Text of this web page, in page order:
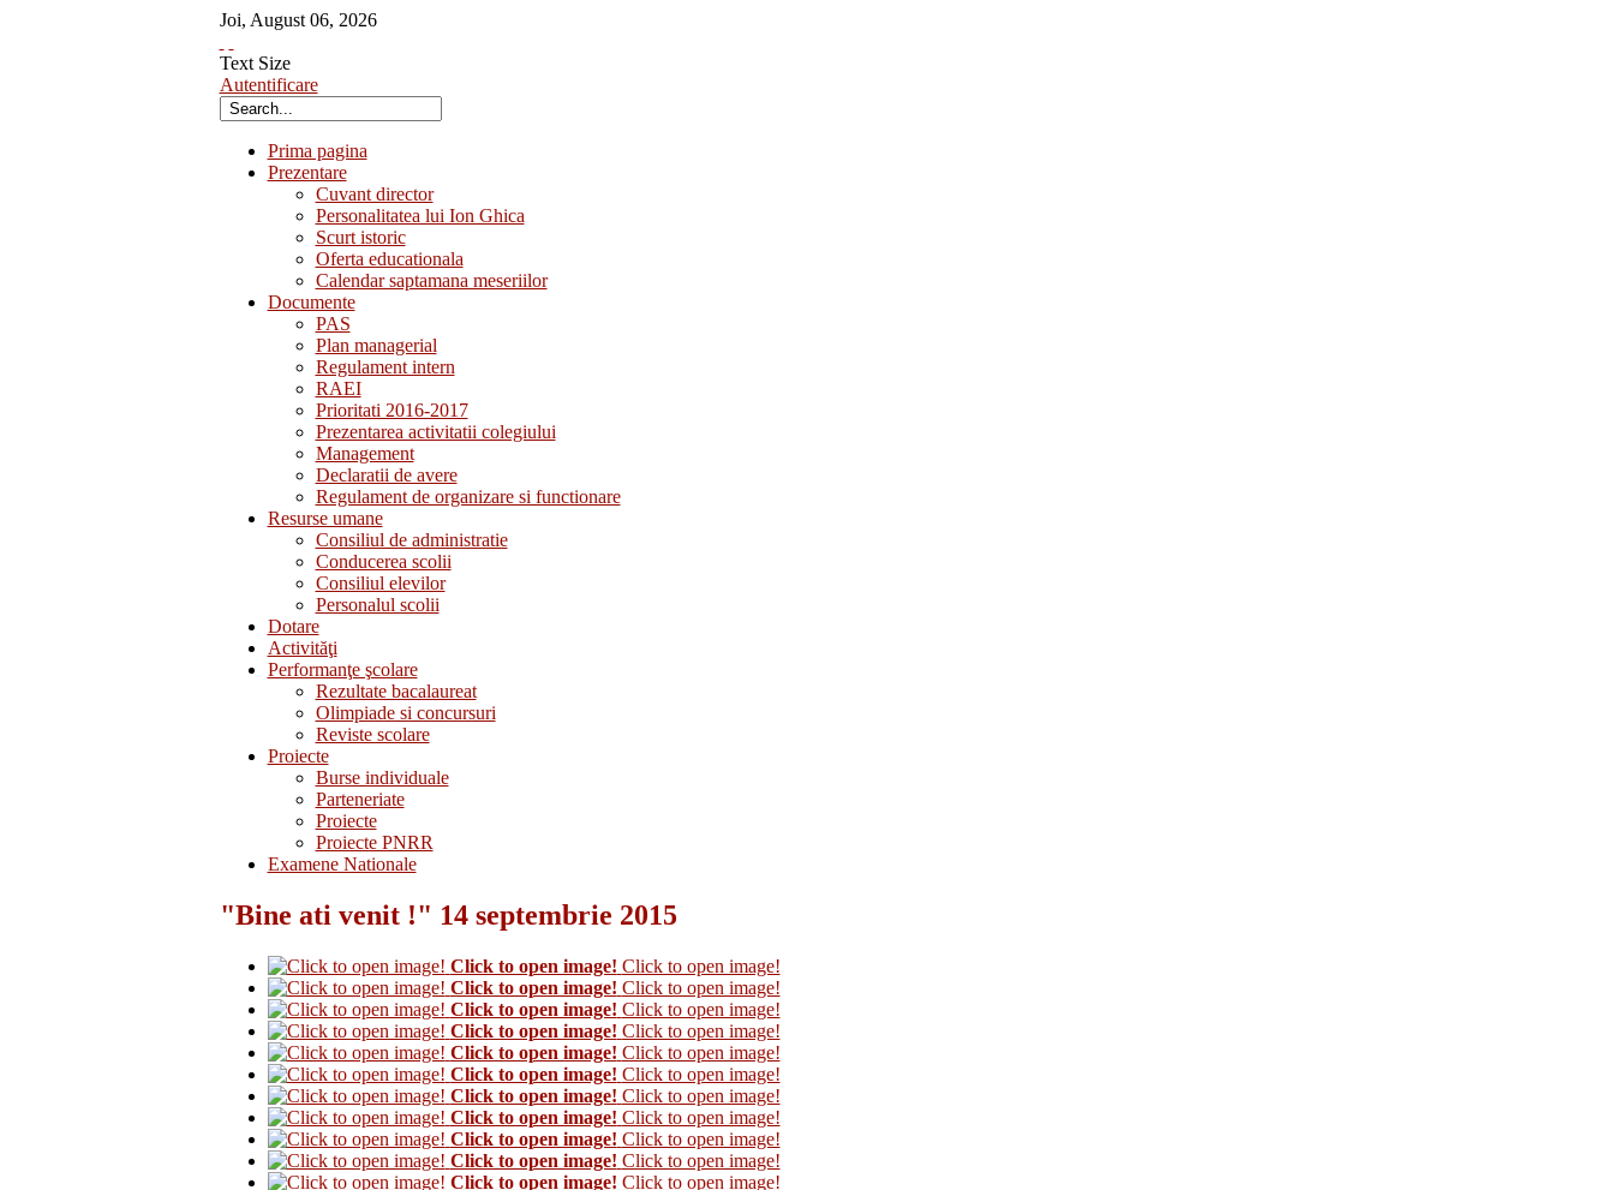
Joi, August 06, 2026
Text Size
Autentificare
Prima pagina
Prezentare
Cuvant director
Personalitatea lui Ion Ghica
Scurt istoric
Oferta educationala
Calendar saptamana meseriilor
Documente
PAS
Plan managerial
Regulament intern
RAEI
Prioritati 2016-2017
Prezentarea activitatii colegiului
Management
Declaratii de avere
Regulament de organizare si functionare
Resurse umane
Consiliul de administratie
Conducerea scolii
Consiliul elevilor
Personalul scolii
Dotare
Activităţi
Performanţe şcolare
Rezultate bacalaureat
Olimpiade si concursuri
Reviste scolare
Proiecte
Burse individuale
Parteneriate
Proiecte
Proiecte PNRR
Examene Nationale
"Bine ati venit !" 14 septembrie 2015
Click to open image! Click to open image!
Click to open image! Click to open image!
Click to open image! Click to open image!
Click to open image! Click to open image!
Click to open image! Click to open image!
Click to open image! Click to open image!
Click to open image! Click to open image!
Click to open image! Click to open image!
Click to open image! Click to open image!
Click to open image! Click to open image!
Click to open image! Click to open image!